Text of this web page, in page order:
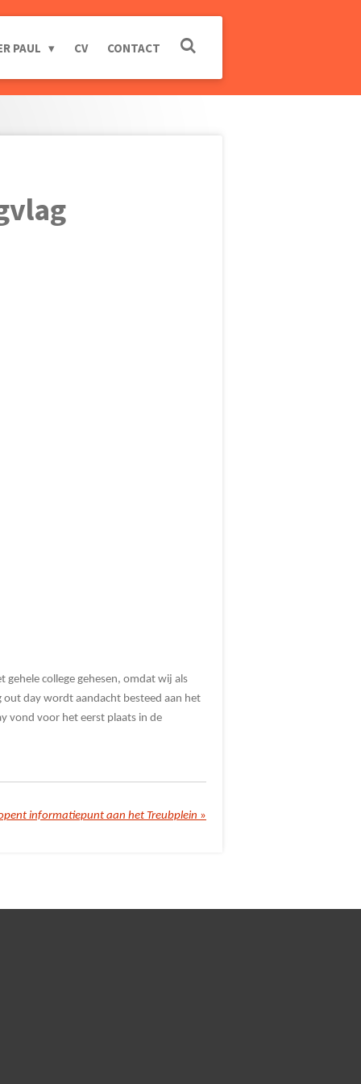
PAUL CV CONTACT
gehele college gehesen, omdat wij als
day wordt aandacht besteed aan het
vond voor het eerst plaats in de
informatiepunt aan het Treubplein »